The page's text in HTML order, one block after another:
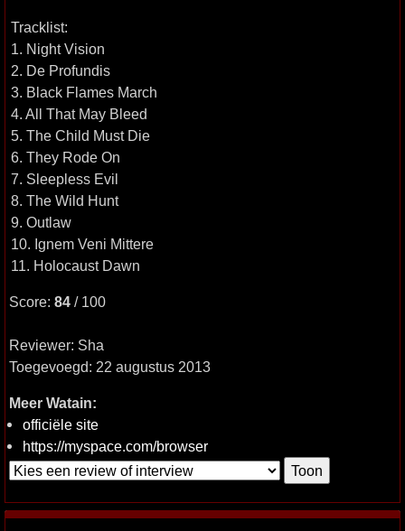
Tracklist:
1. Night Vision
2. De Profundis
3. Black Flames March
4. All That May Bleed
5. The Child Must Die
6. They Rode On
7. Sleepless Evil
8. The Wild Hunt
9. Outlaw
10. Ignem Veni Mittere
11. Holocaust Dawn
Score: 84 / 100
Reviewer: Sha
Toegevoegd: 22 augustus 2013
Meer Watain:
officiële site
https://myspace.com/browser